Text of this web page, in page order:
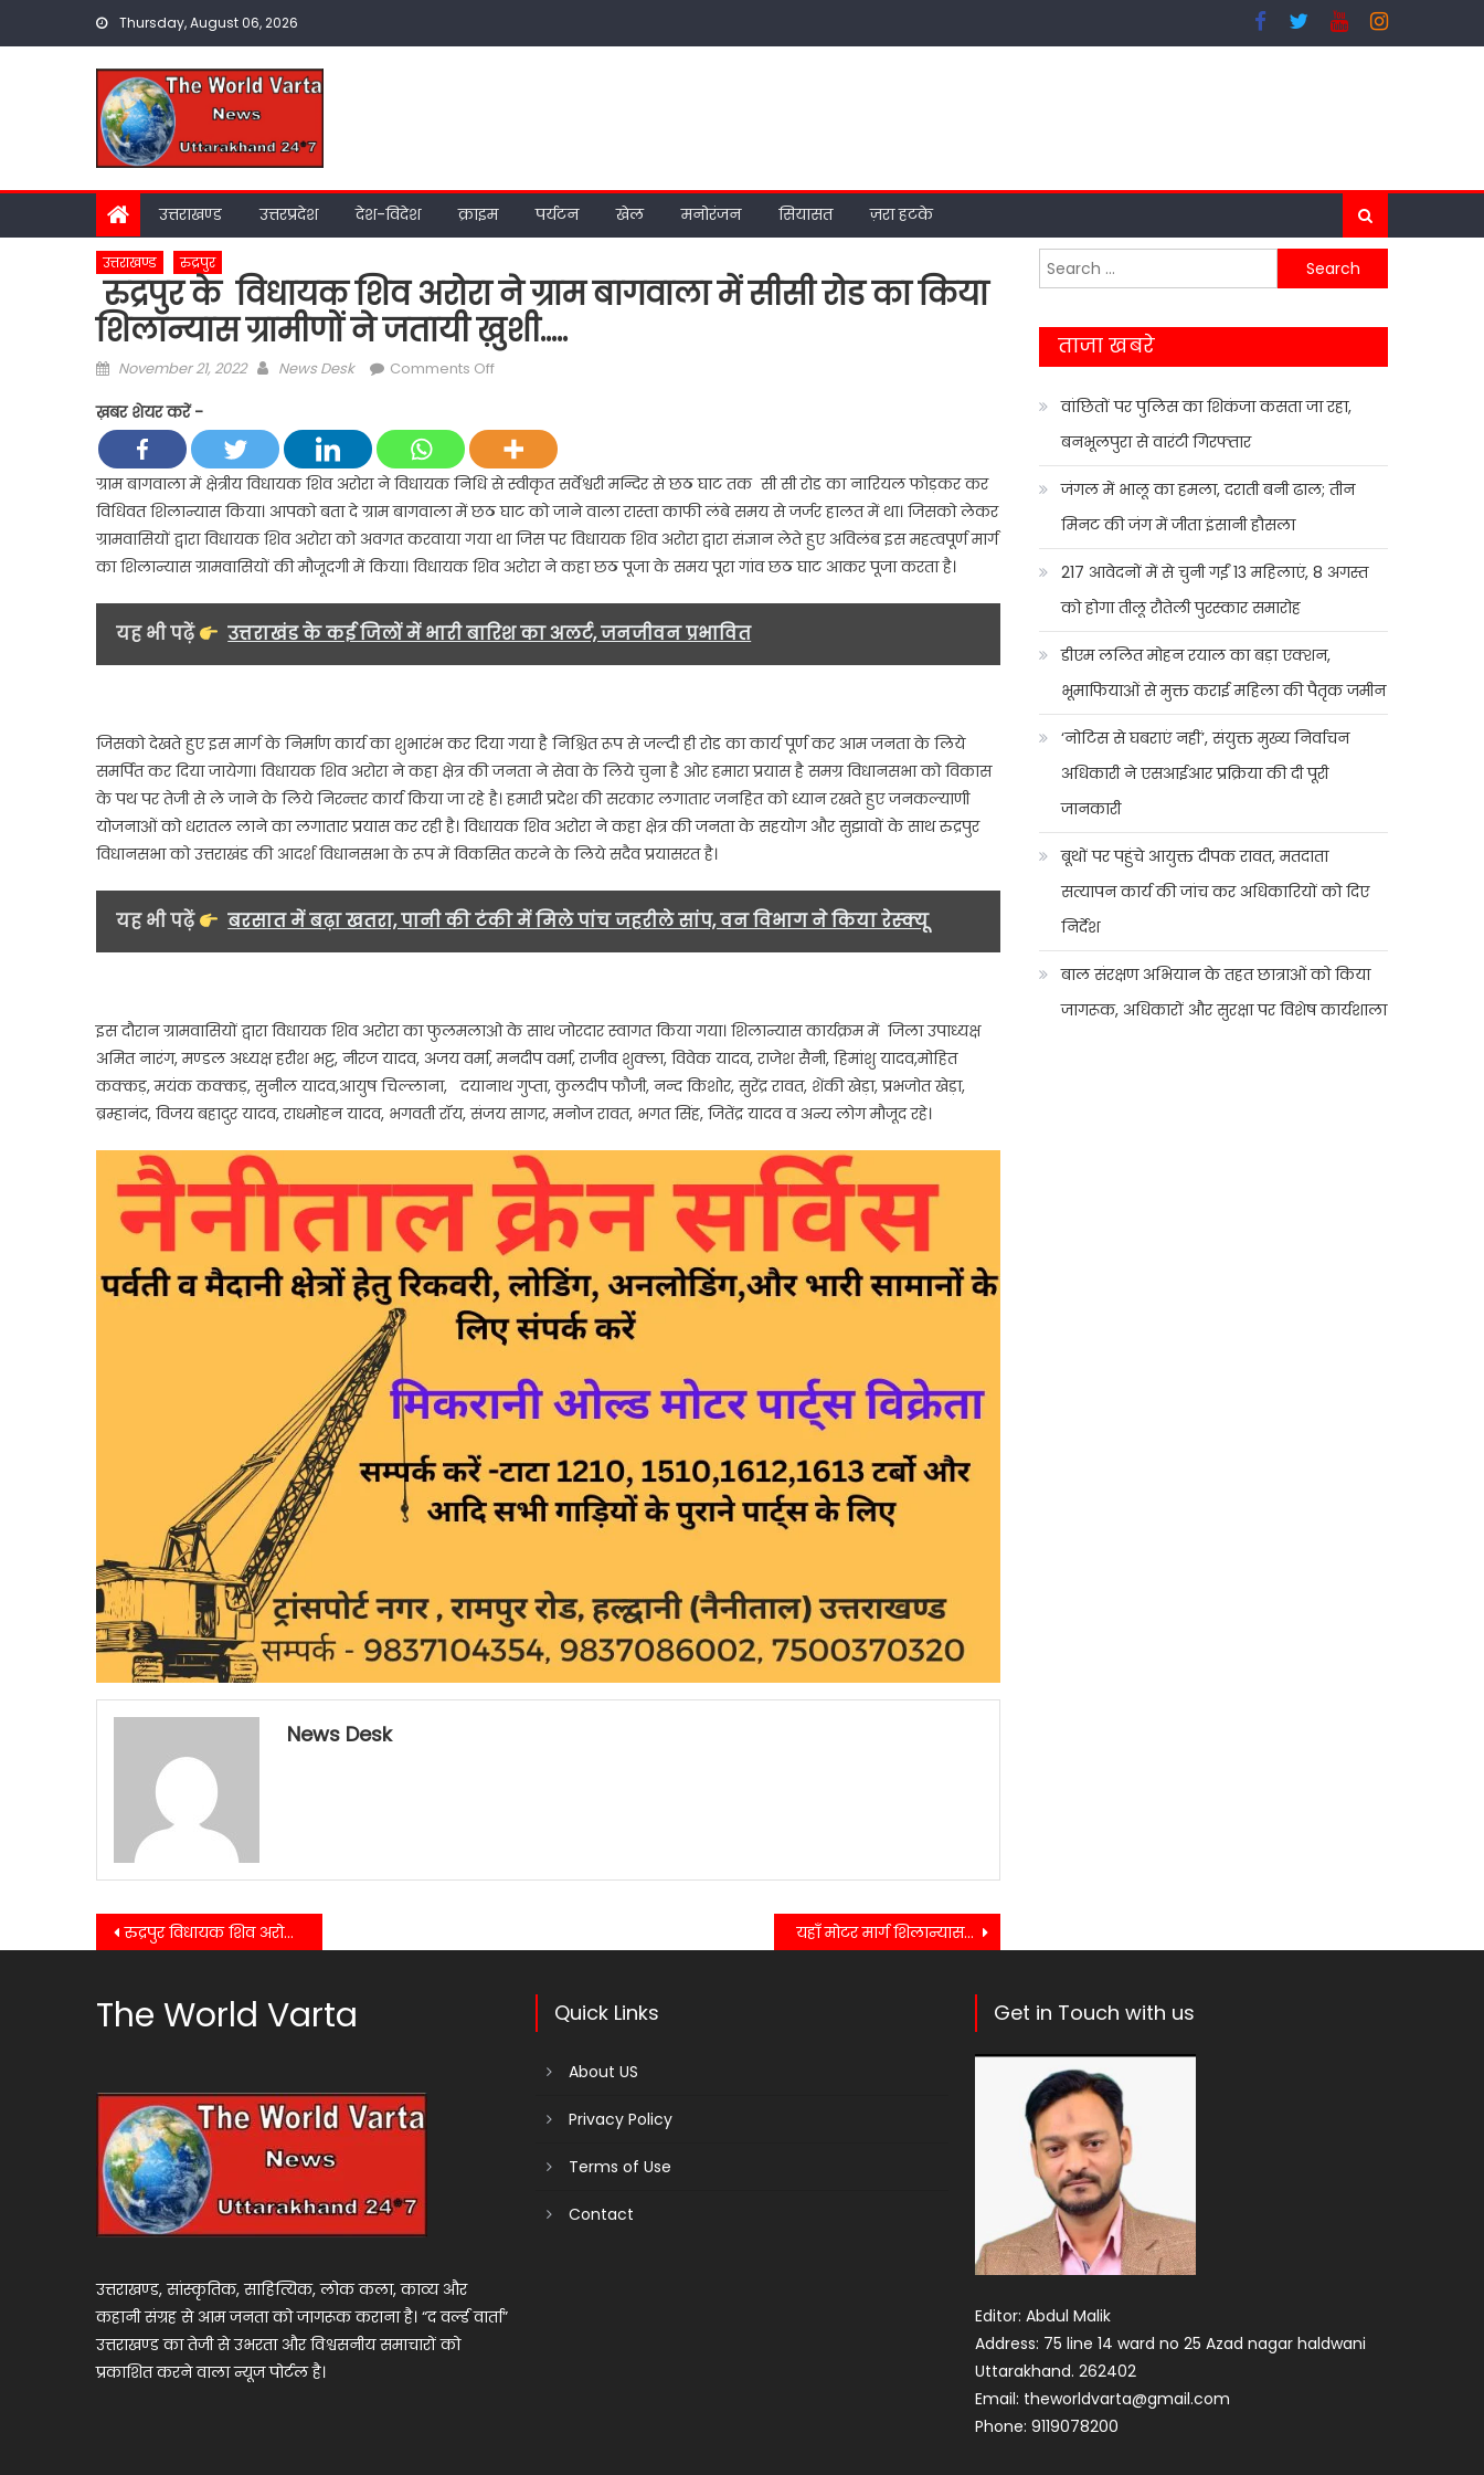
Thursday, August 06, 2026
उत्तराखण्ड उत्तरप्रदेश देश-विदेश क्राइम पर्यटन खेल मनोरंजन सियासत ज़रा हटके
उत्तराखण्ड रुद्रपुर
रुद्रपुर के विधायक शिव अरोरा ने ग्राम बागवाला में सीसी रोड का किया
शिलान्यास ग्रामीणों ने जतायी ख़ुशी…..
Posted
November 21, 2022 Author
News Desk Comments Offon
विधायक
शिव
अरोरा
ने
ग्राम
बागवाला
सीसी
रोड
का
ग्रामीणों
ने
जतायी
ख़ुशी…..
ख़बर शेयर करें -
ग्राम बागवाला में क्षेत्रीय विधायक शिव अरोरा ने विधायक निधि से स्वीकृत सर्वेश्वरी मन्दिर से छठ घाट तक सी सी रोड का नारियल फोड़कर कर
विधिवत शिलान्यास किया। आपको बता दे ग्राम बागवाला में छठ घाट को जाने वाला रास्ता काफी लंबे समय से जर्जर हालत में था। जिसको लेकर
ग्रामवासियों द्वारा विधायक शिव अरोरा को अवगत करवाया गया था जिस पर विधायक शिव अरोरा द्वारा संज्ञान लेते हुए अविलंब इस महत्वपूर्ण मार्ग
का शिलान्यास ग्रामवासियों की मौजूदगी में किया। विधायक शिव अरोरा ने कहा छठ पूजा के समय पूरा गांव छठ घाट आकर पूजा करता है।
यह भी पढ़ें उत्तराखंड के कई जिलों में भारी बारिश का अलर्ट, जनजीवन प्रभावित
जिसको देखते हुए इस मार्ग के निर्माण कार्य का शुभारंभ कर दिया गया है निश्चित रूप से जल्दी ही रोड का कार्य पूर्ण कर आम जनता के लिये
समर्पित कर दिया जायेगा। विधायक शिव अरोरा ने कहा क्षेत्र की जनता ने सेवा के लिये चुना है ओर हमारा प्रयास है समग्र विधानसभा को विकास
के पथ पर तेजी से ले जाने के लिये निरन्तर कार्य किया जा रहे है। हमारी प्रदेश की सरकार लगातार जनहित को ध्यान रखते हुए जनकल्याणी
योजनाओं को धरातल लाने का लगातार प्रयास कर रही है। विधायक शिव अरोरा ने कहा क्षेत्र की जनता के सहयोग और सुझावों के साथ रुद्रपुर
विधानसभा को उत्तराखंड की आदर्श विधानसभा के रूप में विकसित करने के लिये सदैव प्रयासरत है।
यह भी पढ़ें बरसात में बढ़ा खतरा, पानी की टंकी में मिले पांच जहरीले सांप, वन विभाग ने किया रेस्क्यू
इस दौरान ग्रामवासियों द्वारा विधायक शिव अरोरा का फुलमलाओ के साथ जोरदार स्वागत किया गया। शिलान्यास कार्यक्रम में जिला उपाध्यक्ष
अमित नारंग, मण्डल अध्यक्ष हरीश भट्ट, नीरज यादव, अजय वर्मा, मनदीप वर्मा, राजीव शुक्ला, विवेक यादव, राजेश सैनी, हिमांशु यादव,मोहित
कक्कड़, मयंक कक्कड़, सुनील यादव,आयुष चिल्लाना, दयानाथ गुप्ता, कुलदीप फौजी, नन्द किशोर, सुरेंद्र रावत, शेंकी खेड़ा, प्रभजोत खेड़ा,
ब्रम्हानंद, विजय बहादुर यादव, राधमोहन यादव, भगवती रॉय, संजय सागर, मनोज रावत, भगत सिंह, जितेंद्र यादव व अन्य लोग मौजूद रहे।
News Desk
Post
रुद्रपुर विधायक शिव अरोरा ने बागवाला की उदयीमान खिलाडी शगुन सिंह को एथिलेटिक्स चैम्पियनशीप में स्वर्ण पदक जीतने पर दी शुभकामनाएं यहाँ मोटर मार्ग शिलान्यास कार्यक्रम में विधायक शिव अरोरा ने कहा विधानसभा में तेज गति से हो रहे हैं विकास कार्य…..
Search
for:
ताजा खबरे
वांछितों पर पुलिस का शिकंजा कसता जा रहा,
बनभूलपुरा से वारंटी गिरफ्तार
जंगल में भालू का हमला, दराती बनी ढाल; तीन
मिनट की जंग में जीता इंसानी हौसला
217 आवेदनों में से चुनी गईं 13 महिलाएं, 8 अगस्त
को होगा तीलू रौतेली पुरस्कार समारोह
डीएम ललित मोहन रयाल का बड़ा एक्शन,
भूमाफियाओं से मुक्त कराई महिला की पैतृक जमीन
‘नोटिस से घबराएं नहीं’, संयुक्त मुख्य निर्वाचन
अधिकारी ने एसआईआर प्रक्रिया की दी पूरी
जानकारी
बूथों पर पहुंचे आयुक्त दीपक रावत, मतदाता
सत्यापन कार्य की जांच कर अधिकारियों को दिए
निर्देश
बाल संरक्षण अभियान के तहत छात्राओं को किया
जागरूक, अधिकारों और सुरक्षा पर विशेष कार्यशाला
The World Varta
उत्तराखण्ड, सांस्कृतिक, साहित्यिक, लोक कला, काव्य और
कहानी संग्रह से आम जनता को जागरूक कराना है। “द वर्ल्ड वार्ता”
उत्तराखण्ड का तेजी से उभरता और विश्वसनीय समाचारों को
प्रकाशित करने वाला न्यूज पोर्टल है।
Quick Links
About US
Privacy Policy
Terms of Use
Contact
Get in Touch with us
Editor: Abdul Malik
Address: 75 line 14 ward no 25 Azad nagar haldwani
Uttarakhand. 262402
Email: theworldvarta@gmail.com
Phone: 9119078200